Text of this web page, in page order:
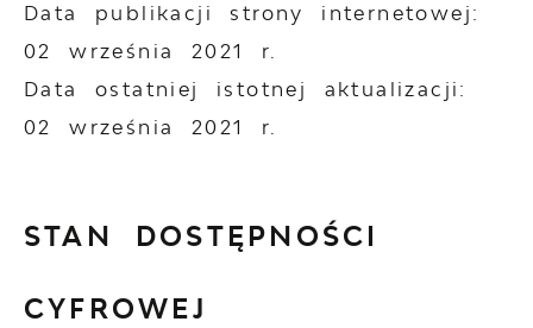
Data publikacji strony internetowej:
02 września 2021 r.
Data ostatniej istotnej aktualizacji:
02 września 2021 r.
STAN DOSTĘPNOŚCI
CYFROWEJ